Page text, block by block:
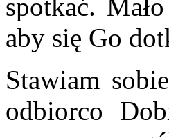
spotkać.
aby się Go
Stawiam
odbiorco